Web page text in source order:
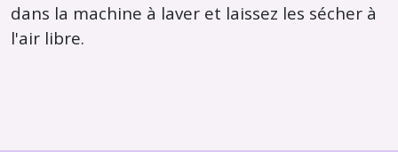
dans la machine à laver et laissez les sécher à
l'air libre.